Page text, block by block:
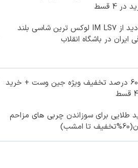
در 4 قسط
بازدید از IM LS7 لوکس ترین شاسی بلند
ایران در باشگاه انقلاب
تا 60 درصد تخفیف ویژه جین وست + خرید
طلایی برای سوزاندن چربی های مزاحم
تا امشب)